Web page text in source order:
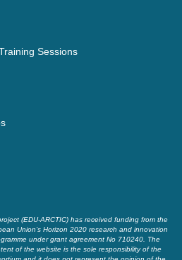
Sessions
(EDU-ARCTIC) has received funding from the
Union’s Horizon 2020 research and innovation
under grant agreement No 710240. The
of the website is the sole responsibility of the